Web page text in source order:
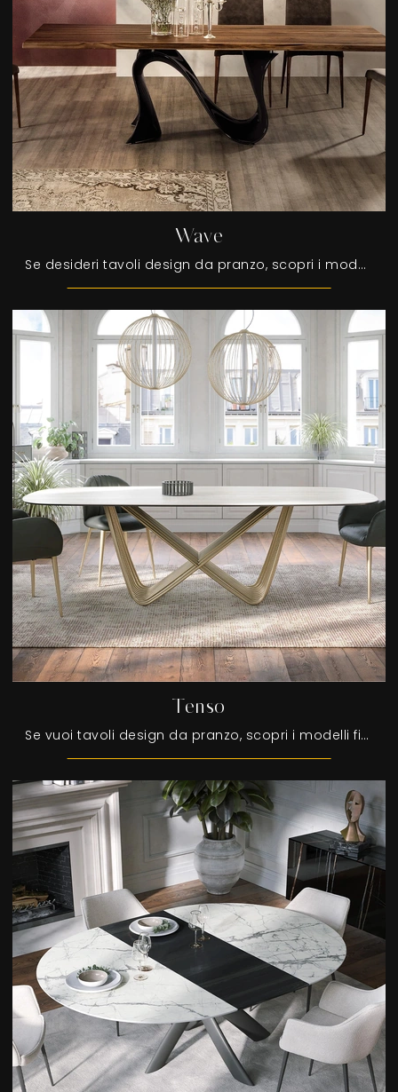
Wave
Se desideri tavoli design da pranzo, scopri i modelli fissi di Tonin Casa: clicca e scopri il modello Wave in legno.
Tenso
Se vuoi tavoli design da pranzo, scopri i modelli fissi di Tonin Casa: clicca e scopri il modello Tenso in gres.